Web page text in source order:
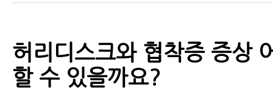
허리디스크와 협착증 증상
할 수 있을까요?